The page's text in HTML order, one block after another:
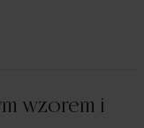
wzorem i